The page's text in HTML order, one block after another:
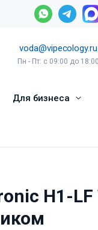
voda@vipecology.ru
Пн - Пт: с 09:00 до 18:00
Для бизнеса
H1-LF